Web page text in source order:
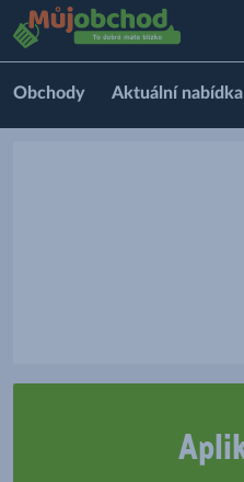
Obchody Aktuální nabídka